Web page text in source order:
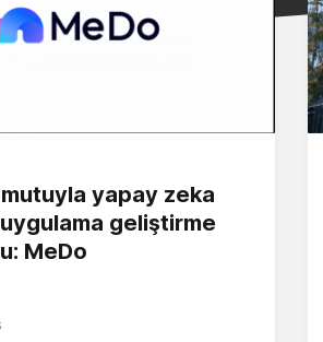
yapay zeka
geliştirme
MeDo